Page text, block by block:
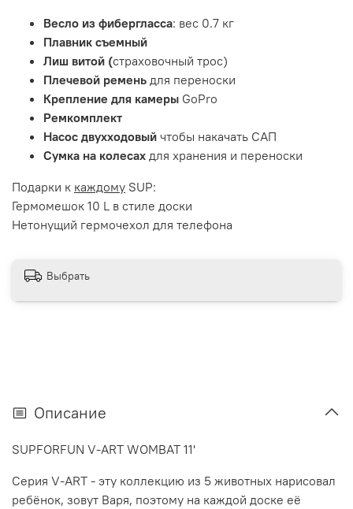
Вecлo из фибергласса: веc 0.7 кг
Плавник съемный
Лиш витой (страховoчный трoс)
Плечевой ремень для переноски
Крепление для камеры GoPro
Ремкомплект
Насоc двухходовый чтобы накачать САП
Сумка на колесах для хранения и переноски
Подарки к каждому SUP:
Гермомешок 10 L в стиле доски
Нетонущий гермочехол для телефона
Выбрать
Описание
SUPFORFUN V-ART WOMBAT 11'
Серия V-ART - эту коллекцию из 5 животных нарисовал
ребёнок, зовут Варя, поэтому на каждой доске её